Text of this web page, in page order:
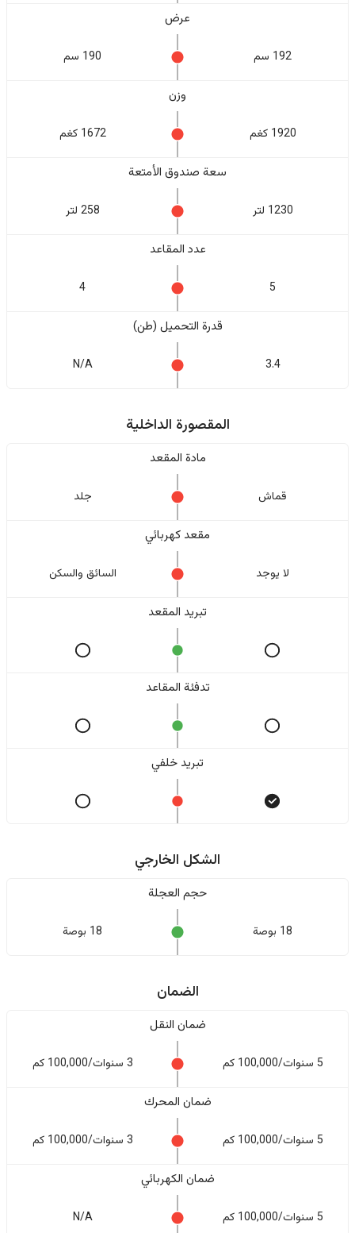
عرض
192 سم 190 سم
وزن
1920 كغم 1672 كغم
سعة صندوق الأمتعة
1230 لتر 258 لتر
عدد المقاعد
5
4
قدرة التحميل (طن)
3.4
N/A
المقصورة الداخلية
مادة المقعد
قماش جلد
مقعد كهربائي
لا یوجد السائق والسکن
تبريد المقعد
تدفئة المقاعد
تبريد خلفي
الشكل الخارجي
حجم العجلة
18 بوصة 18 بوصة
الضمان
ضمان النقل
5 سنوات/100,000 كم 3 سنوات/100,000 كم
ضمان المحرك
5 سنوات/100,000 كم 3 سنوات/100,000 كم
ضمان الكهربائي
5 سنوات/100,000 كم N/A